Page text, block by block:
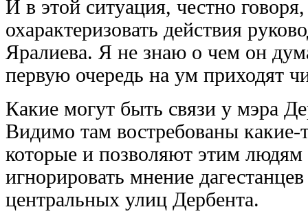
И в этой ситуация, честно
охарактеризовать действия
Яралиева. Я не знаю о чем он
первую очередь на ум приходят
Какие могут быть связи у мэра
Видимо там востребованы
которые и позволяют этим людям
игнорировать мнение
центральных улиц Дербента.